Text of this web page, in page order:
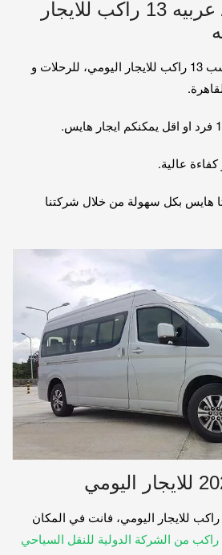
01016549043 / عربيه 13 راكب للايجار
تويوتا هاي اس سيارة تناسب 13 راكب للايجار اليومي، للرحلات و
عالية.
هايس بكل سهولة من خلال شركتنا
اذ كنت تبحث عن باص 13 راكب للايجار اليومي، فانت في المكان